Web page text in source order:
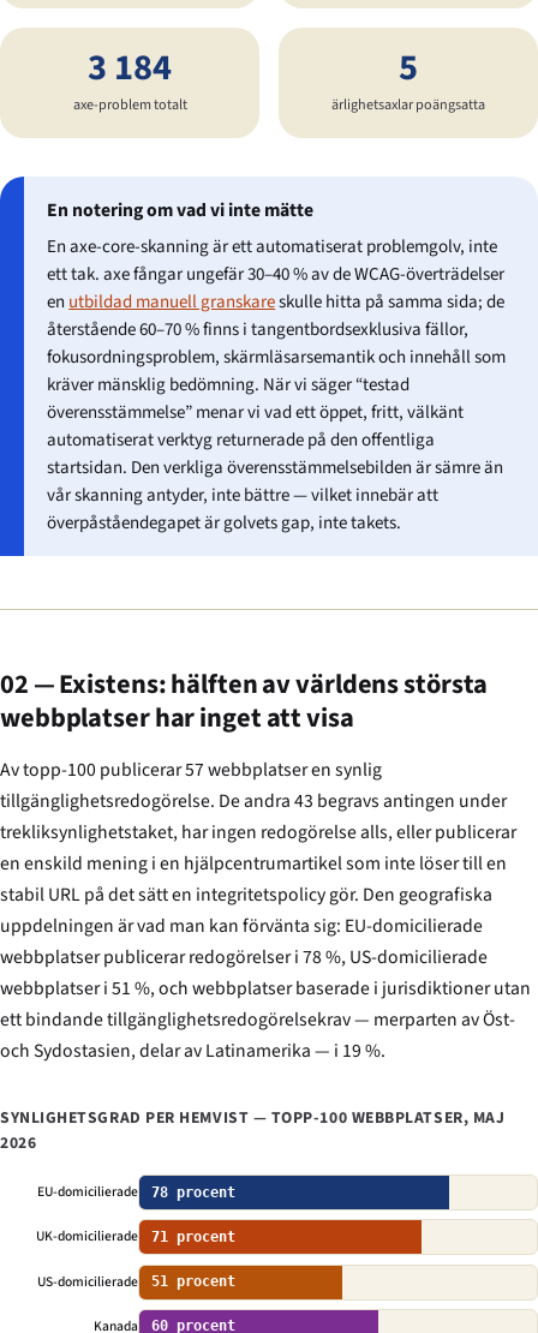
3 184
axe-problem totalt
5
ärlighetsaxlar poängsatta
En notering om vad vi inte mätte
En axe-core-skanning är ett automatiserat problemgolv, inte
ett tak. axe fångar ungefär 30–40 % av de WCAG-överträdelser
enutbildad manuell granskareskulle hitta på samma sida; de
återstående 60–70 % finns i tangentbordsexklusiva fällor,
fokusordningsproblem, skärmläsarsemantik och innehåll som
kräver mänsklig bedömning. När vi säger “testad
överensstämmelse” menar vi vad ett öppet, fritt, välkänt
automatiserat verktyg returnerade på den offentliga
startsidan. Den verkliga överensstämmelsebilden är sämre än
vår skanning antyder, inte bättre — vilket innebär att
överpåståendegapet är golvets gap, inte takets.
02 — Existens: hälften av världens största
webbplatser har inget att visa
Av topp-100 publicerar 57 webbplatser en synlig
tillgänglighetsredogörelse. De andra 43 begravs antingen under
trekliksynlighetstaket, har ingen redogörelse alls, eller publicerar
en enskild mening i en hjälpcentrumartikel som inte löser till en
stabil URL på det sätt en integritetspolicy gör. Den geografiska
uppdelningen är vad man kan förvänta sig: EU-domicilierade
webbplatser publicerar redogörelser i 78 %, US-domicilierade
webbplatser i 51 %, och webbplatser baserade i jurisdiktioner utan
ett bindande tillgänglighetsredogörelsekrav — merparten av Öst-
och Sydostasien, delar av Latinamerika — i 19 %.
SYNLIGHETSGRAD PER HEMVIST — TOPP-100 WEBBPLATSER, MAJ
2026
EU-domicilierade 78 procent
UK-domicilierade 71 procent
US-domicilierade 51 procent
Kanada 60 procent